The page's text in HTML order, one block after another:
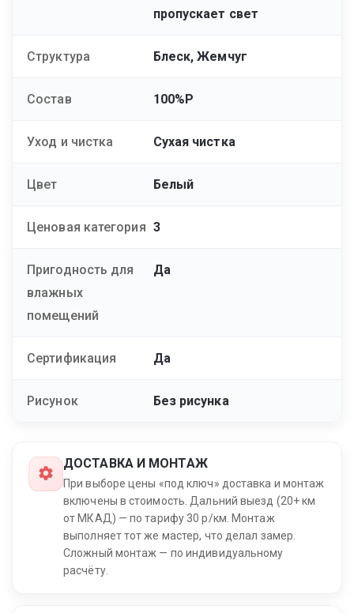
пропускает свет
Структура Блеск, Жемчуг
Состав 100%P
Уход и чистка Сухая чистка
Цвет Белый
Ценовая категория 3
Пригодность для
влажных
помещений
Да
Сертификация Да
Рисунок Без рисунка
ДОСТАВКА И МОНТАЖ
При выборе цены «под ключ» доставка и монтаж
включены в стоимость. Дальний выезд (20+ км
от МКАД) — по тарифу 30 р/км. Монтаж
выполняет тот же мастер, что делал замер.
Сложный монтаж — по индивидуальному
расчёту.